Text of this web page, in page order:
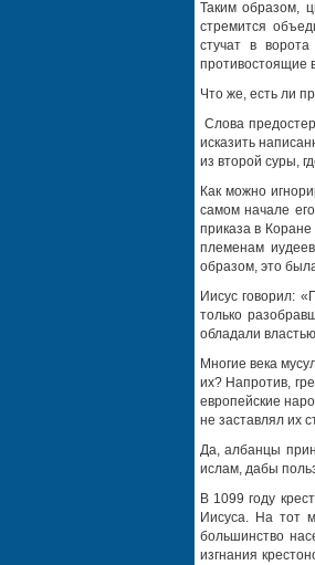
Таким образом,
стремится
стучат в
противостоящие
Что же, есть ли
Слова
исказить
из второй суры,
Как можно
самом начале
приказа в
племенам
образом, это
Иисус говорил:
только
обладали
Многие века
их? Напротив,
европейские
не заставлял их
Да, албанцы
ислам, дабы
В 1099 году
Иисуса. На тот
большинство
изгнания